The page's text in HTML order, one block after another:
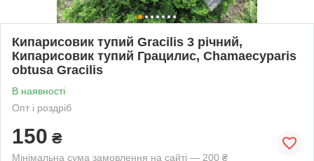
Кипарисовик тупий Gracilis 3 річний,
Кипарисовик тупий Грацилис, Chamaecyparis
obtusa Gracilis
В наявності
Опт і роздріб
150 ₴
Мінімальна сума замовлення на сайті — 200 ₴